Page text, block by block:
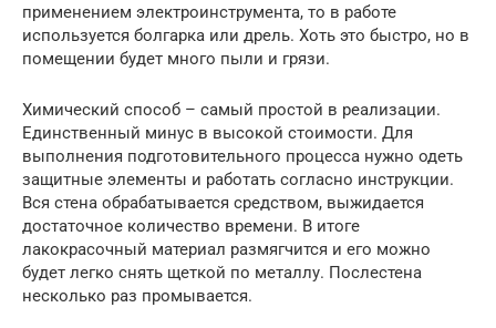
применением электроинструмента, то в работе
используется болгарка или дрель. Хоть это быстро, но в
помещении будет много пыли и грязи.
Химический способ – самый простой в реализации.
Единственный минус в высокой стоимости. Для
выполнения подготовительного процесса нужно одеть
защитные элементы и работать согласно инструкции.
Вся стена обрабатывается средством, выжидается
достаточное количество времени. В итоге
лакокрасочный материал размягчится и его можно
будет легко снять щеткой по металлу. Послестена
несколько раз промывается.